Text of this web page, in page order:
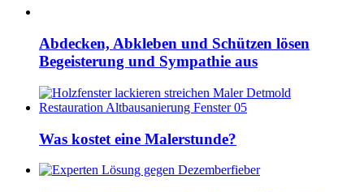
Abdecken, Abkleben und Schützen lösen
Begeisterung und Sympathie aus
Was kostet eine Malerstunde?